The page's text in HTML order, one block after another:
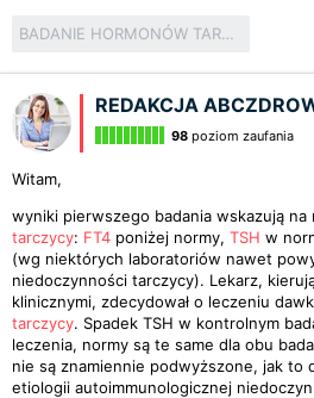
BADANIE HORMONÓW TARCZYCY
REDAKCJA
98 poziom zaufania
Witam,
wyniki pierwszego badania wskazują na
tarczycy: FT4 poniżej normy, TSH w
(wg niektórych laboratoriów nawet
niedoczynności tarczycy). Lekarz,
klinicznymi, zdecydował o leczeniu
tarczycy. Spadek TSH w kontrolnym
leczenia, normy są te same dla obu
nie są znamiennie podwyższone, jak to
etiologii autoimmunologicznej